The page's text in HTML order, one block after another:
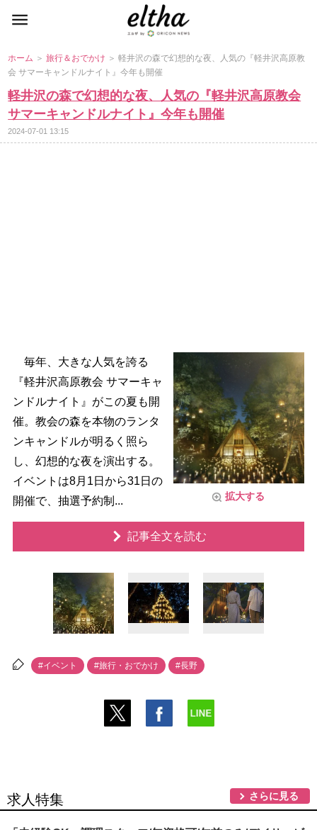
ホーム ＞旅行＆おでかけ ＞ 軽井沢の森で幻想的な夜、人気の『軽井沢高原教
会 サマーキャンドルナイト』今年も開催
軽井沢の森で幻想的な夜、人気の『軽井沢高原教会
サマーキャンドルナイト』今年も開催
2024-07-01 13:15
拡大する
毎年、大きな人気を誇る
『軽井沢高原教会 サマーキャ
ンドルナイト』がこの夏も開
催。教会の森を本物のランタ
ンキャンドルが明るく照ら
し、幻想的な夜を演出する。
イベントは8月1日から31日の
開催で、抽選予約制...
記事全文を読む
#イベント #旅行・おでかけ #長野
求人特集 さらに見る